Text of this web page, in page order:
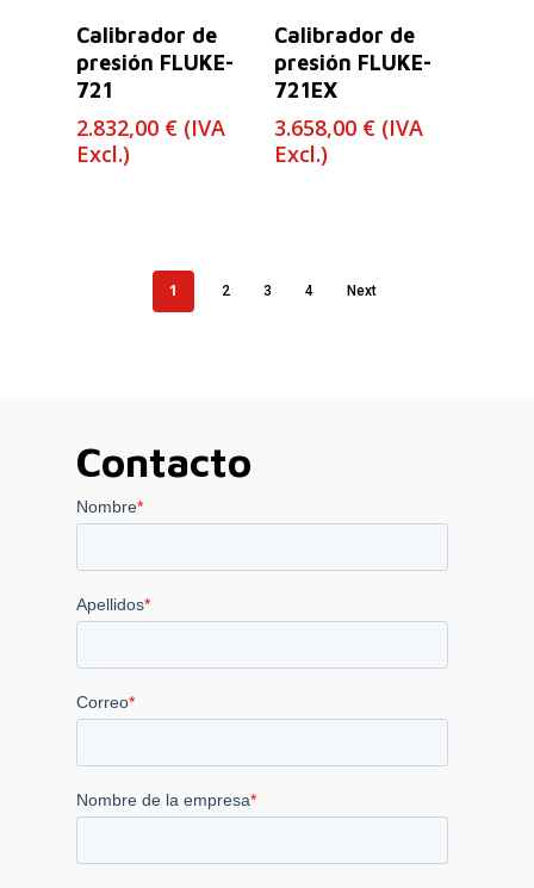
Calibrador de
presión FLUKE-
721
2.832,00 € (IVA
Excl.)
Calibrador de
presión FLUKE-
721EX
3.658,00 € (IVA
Excl.)
1 2 3 4 Next
Contacto